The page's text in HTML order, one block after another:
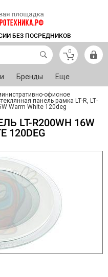
БЕЗ ПОСРЕДНИКОВ
0
Бренды Еще
офисное
панель рамка LT-R, LT-
Warm White 120deg
LT-R200WH 16W
120DEG